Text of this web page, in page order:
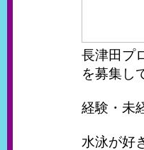
長津田プ
を募集し
経験・未
水泳が好